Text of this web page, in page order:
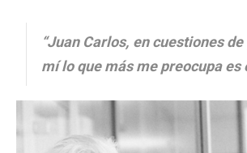
“Juan Carlos, en cuestiones
mí lo que más me preocupa es